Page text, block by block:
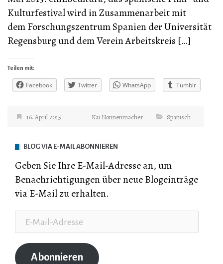
Kulturfestival wird in Zusammenarbeit mit
dem Forschungszentrum Spanien der Universität
Regensburg und dem Verein Arbeitskreis […]
Teilen mit:
Facebook Twitter WhatsApp Tumblr
16. April 2015 Kai Nonnenmacher Spanisch
BLOG VIA E-MAIL ABONNIEREN
Geben Sie Ihre E-Mail-Adresse an, um
Benachrichtigungen über neue Blogeinträge
via E-Mail zu erhalten.
Mail-
Adresse
Abonnieren